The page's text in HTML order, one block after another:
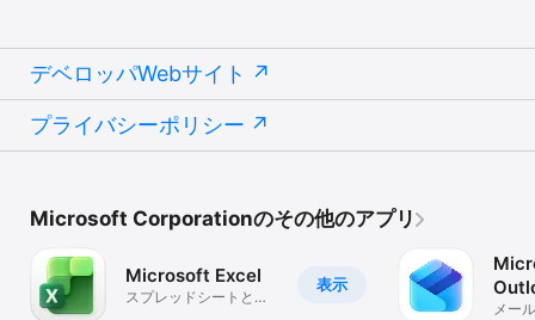
デベロッパWebサイト
プライバシーポリシー
Microsoft Corporationのその他のアプリ
表示
Microsoft Excel
スプレッドシートとデ
メー